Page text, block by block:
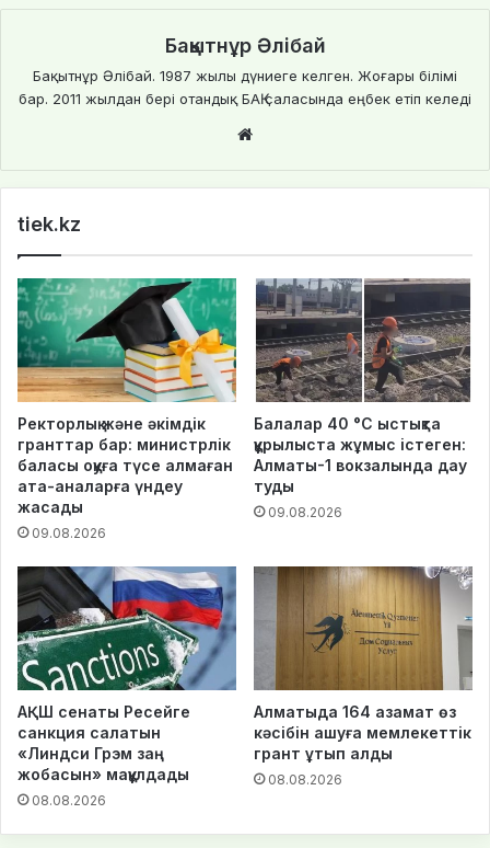
Бақытнұр Әлібай
Бақытнұр Әлібай. 1987 жылы дүниеге келген. Жоғары білімі
бар. 2011 жылдан бері отандық БАҚ саласында еңбек етіп келеді
te
tiek.kz
Ректорлық және әкімдік
гранттар бар: министрлік
баласы оқуға түсе алмаған
ата-аналарға үндеу
жасады
09.08.2026
Балалар 40 °C ыстықта
құрылыста жұмыс істеген:
Алматы-1 вокзалында дау
туды
09.08.2026
АҚШ сенаты Ресейге
санкция салатын
«Линдси Грэм заң
жобасын» мақұлдады
08.08.2026
Алматыда 164 азамат өз
кәсібін ашуға мемлекеттік
грант ұтып алды
08.08.2026